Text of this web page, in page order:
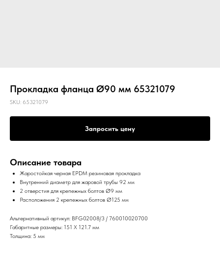
Прокладка фланца Ø90 мм 65321079
SKU: 65321079
Запросить цену
Описание товара
Жаростойкая черная EPDM резиновая прокладка
Внутренний диаметр для жаровой трубы 92 мм
2 отверстия для крепежных болтов Ø9 мм
Расположения 2 крепежных болтов Ø125 мм
Альтернативный артикул: BFG02008/3 / 760010020700
Габаритные размеры: 151 X 121.7 мм
Толщина: 5 мм